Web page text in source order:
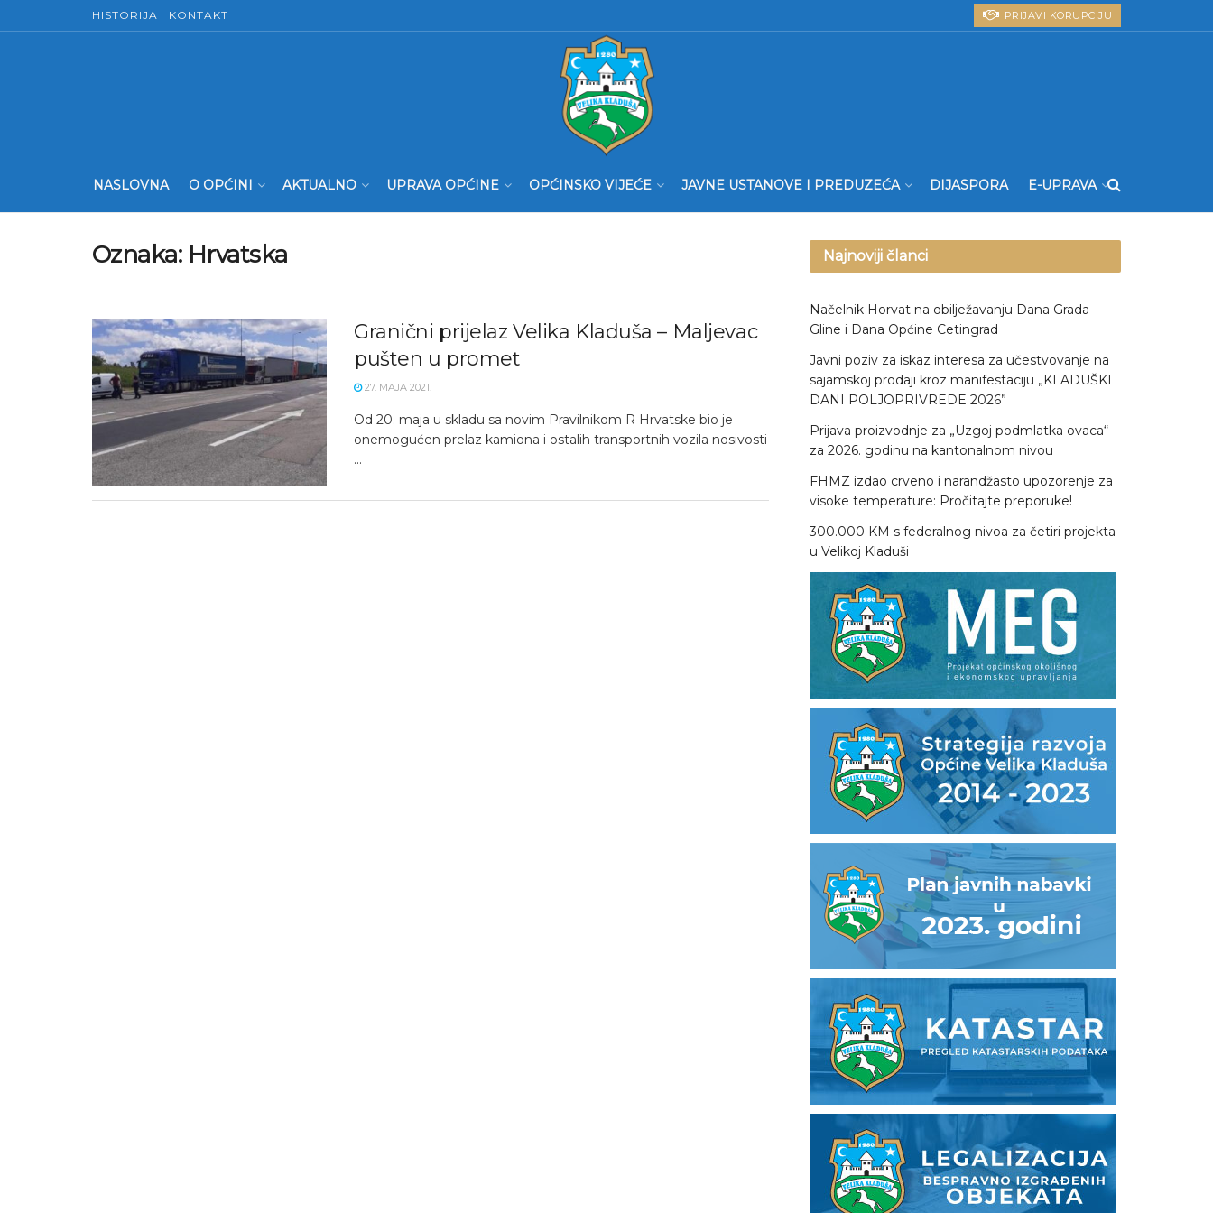
HISTORIJA KONTAKT PRIJAVI KORUPCIJU
NASLOVNA O OPĆINI AKTUALNO UPRAVA OPĆINE OPĆINSKO VIJEĆE JAVNE USTANOVE I PREDUZEĆA DIJASPORA E-UPRAVA
Oznaka: Hrvatska
Granični prijelaz Velika Kladuša – Maljevac
pušten u promet
27. MAJA 2021.
Od 20. maja u skladu sa novim Pravilnikom R Hrvatske bio je
onemogućen prelaz kamiona i ostalih transportnih vozila nosivosti
...
Najnoviji članci
Načelnik Horvat na obilježavanju Dana Grada
Gline i Dana Općine Cetingrad
Javni poziv za iskaz interesa za učestvovanje na
sajamskoj prodaji kroz manifestaciju „KLADUŠKI
DANI POLJOPRIVREDE 2026”
Prijava proizvodnje za „Uzgoj podmlatka ovaca“
za 2026. godinu na kantonalnom nivou
FHMZ izdao crveno i narandžasto upozorenje za
visoke temperature: Pročitajte preporuke!
300.000 KM s federalnog nivoa za četiri projekta
u Velikoj Kladuši